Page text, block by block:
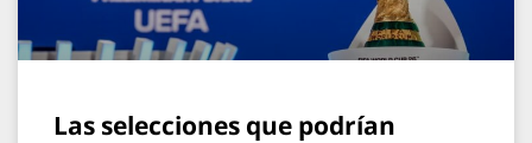
Las selecciones que podrían